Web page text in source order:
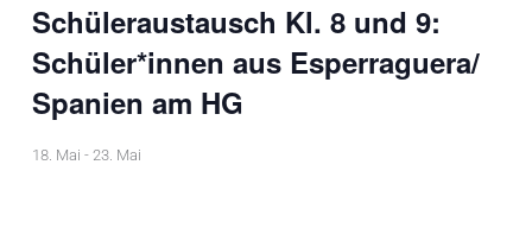
Schüleraustausch Kl. 8 und 9:
Schüler*innen aus Esperraguera/
Spanien am HG
18. Mai - 23. Mai